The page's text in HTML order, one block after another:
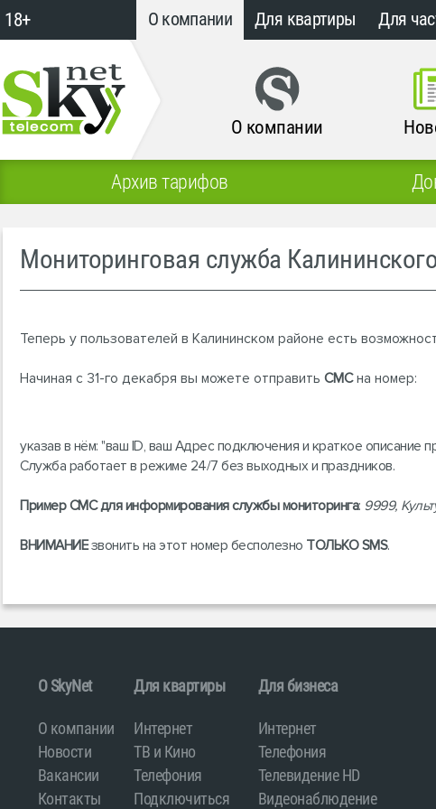
18+ О компании Для квартиры Для
О компании
Архив тарифов
Мониторинговая служба
Теперь у пользователей в Калининском районе есть
Начиная с 31-го декабря вы можете отправитьСМСна номер:
указав в нём: "ваш ID, ваш Адрес подключения и краткое описание
Служба работает в режиме 24/7 без выходных и праздников.
Пример СМС для информирования службы мониторинга: 9999,
ВНИМАНИЕзвонить на этот номер бесполезно ТОЛЬКО SMS.
O SkyNet
О компании
Новости
Вакансии
Контакты
Для квартиры
Интернет
ТВ и Кино
Телефония
Подключиться
Для бизнеса
Интернет
Телефония
Телевидение HD
Видеонаблюдение